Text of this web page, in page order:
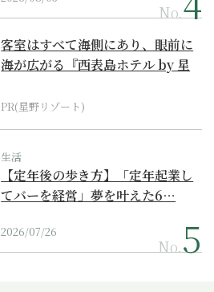
No.
客室はすべて海側にあり、眼前に
海が広がる『西表島ホテル by 星
PR(星野リゾート)
生活
【定年後の歩き方】「定年起業し
てバーを経営」夢を叶えた6…
2026/07/26
No.